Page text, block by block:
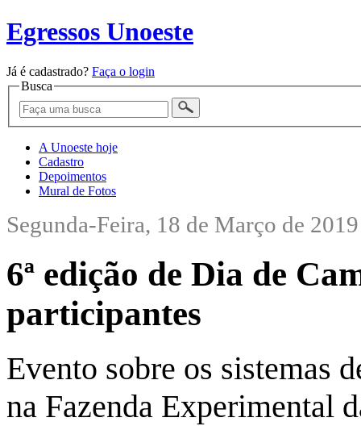
Egressos Unoeste
Já é cadastrado? Faça o login
Busca
A Unoeste hoje
Cadastro
Depoimentos
Mural de Fotos
Segunda-Feira, 18 de Março de 2019
6ª edição de Dia de
participantes
Evento sobre os sistemas
na Fazenda Experimental